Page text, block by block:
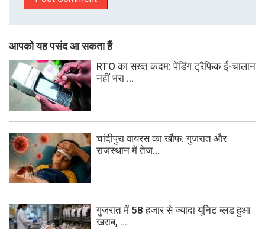
आपको यह पसंद आ सकता हैं
RTO का सख्त कदम: पेंडिंग ट्रैफिक ई-चालान
नहीं भरा ...
चांदीपुरा वायरस का खौफ: गुजरात और
राजस्थान में तेज...
गुजरात में 58 हजार से ज्यादा यूनिट ब्लड हुआ
खराब, ...